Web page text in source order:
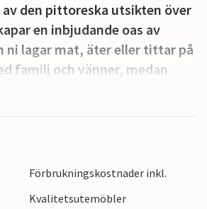
den pittoreska utsikten över
en inbjudande oas av
ni lagar mat, äter eller tittar på
familj och vänner, medan
ett brett utbud av
Förbrukningskostnader inkl.
Kvalitetsutemöbler